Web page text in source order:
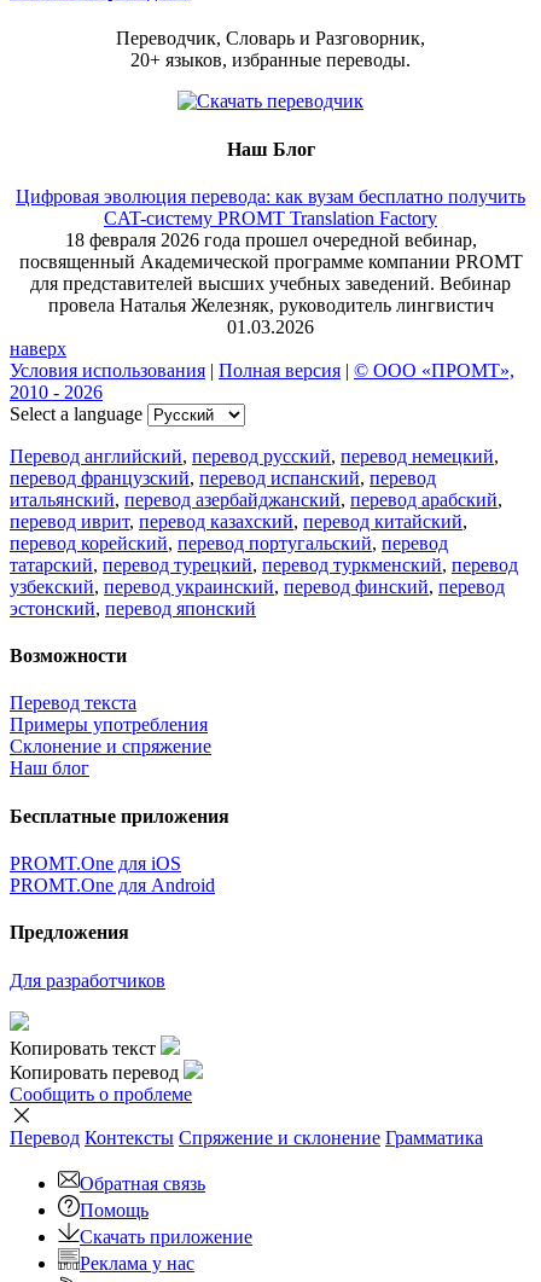
Переводчик, Словарь и Разговорник,
20+ языков, избранные переводы.
Наш Блог
Цифровая эволюция перевода: как вузам бесплатно получить
CAT-систему PROMT Translation Factory
18 февраля 2026 года прошел очередной вебинар,
посвященный Академической программе компании PROMT
для представителей высших учебных заведений. Вебинар
провела Наталья Железняк, руководитель лингвистич
01.03.2026
наверх
Условия использования | Полная версия | © ООО «ПРОМТ»,
2010 - 2026
Select a language
Перевод английский, перевод русский, перевод немецкий,
перевод французский, перевод испанский, перевод
итальянский, перевод азербайджанский, перевод арабский,
перевод иврит, перевод казахский, перевод китайский,
перевод корейский, перевод португальский, перевод
татарский, перевод турецкий, перевод туркменский, перевод
узбекский, перевод украинский, перевод финский, перевод
эстонский, перевод японский
Возможности
Перевод текста
Примеры употребления
Склонение и спряжение
Наш блог
Бесплатные приложения
PROMT.One для iOS
PROMT.One для Android
Предложения
Для разработчиков
Копировать текст
Копировать перевод
Сообщить о проблеме
Перевод Контексты Спряжение и склонение Грамматика
Обратная связь
Помощь
Скачать приложение
Реклама у нас